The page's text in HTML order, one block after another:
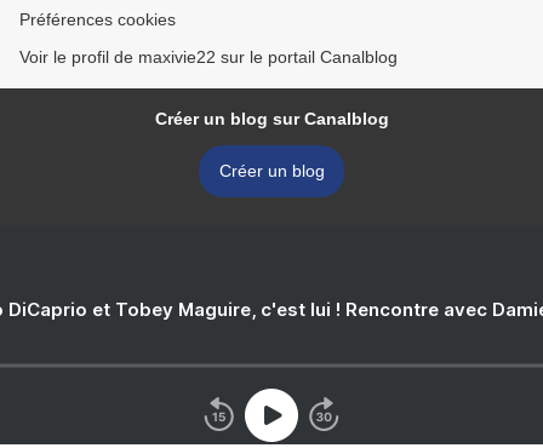
Préférences cookies
Voir le profil de maxivie22 sur le portail Canalblog
Créer un blog sur Canalblog
Créer un blog
DiCaprio et Tobey Maguire, c'est lui ! Rencontre avec